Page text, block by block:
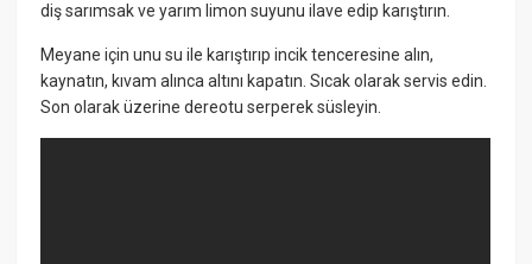
diş sarımsak ve yarım limon suyunu ilave edip karıştırın.
Meyane için unu su ile karıştırıp incik tenceresine alın,
kaynatın, kıvam alınca altını kapatın. Sıcak olarak servis edin.
Son olarak üzerine dereotu serperek süsleyin.